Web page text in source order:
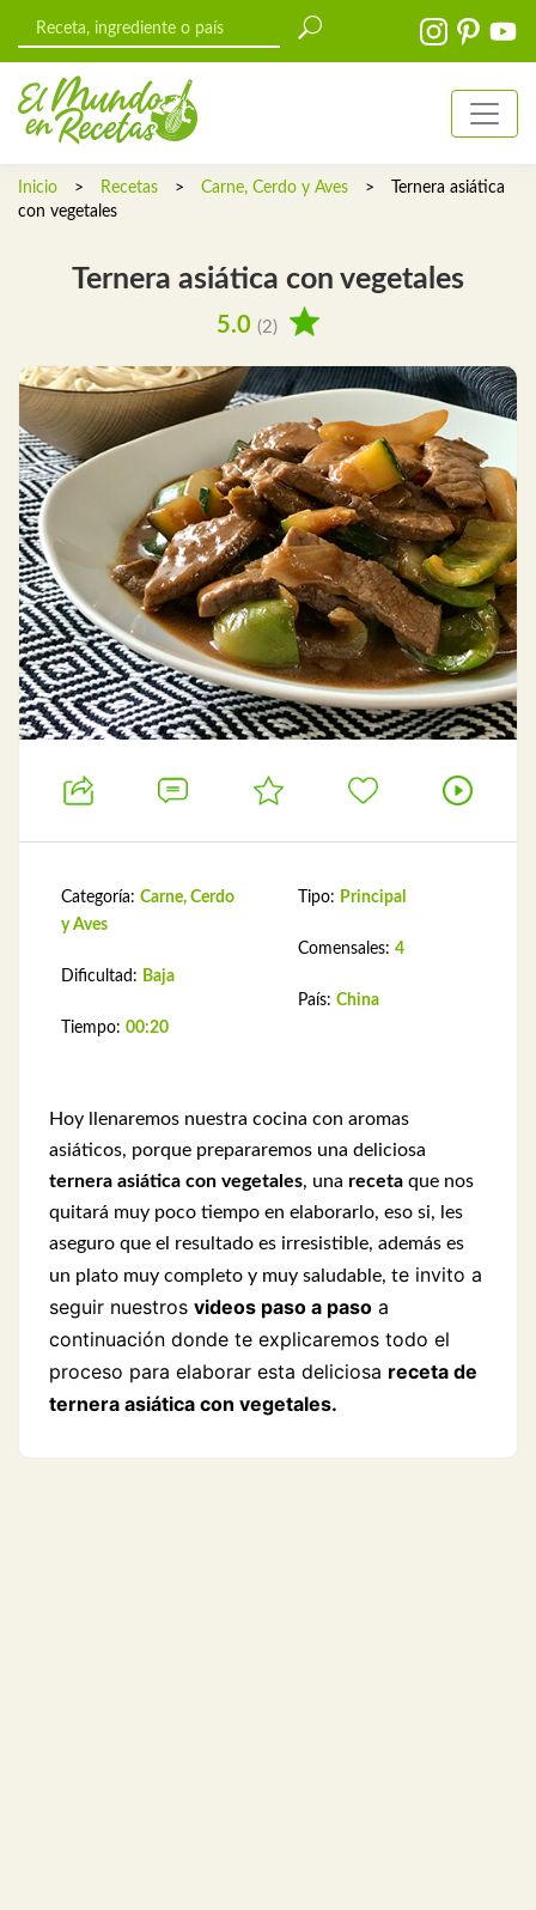
Inicio > Recetas > Carne, Cerdo y Aves >
Ternera asiática
con vegetales
Ternera asiática con vegetales
5.0 (2)
Categoría: Carne, Cerdo
y Aves
Dificultad: Baja
Tiempo: 00:20
Tipo: Principal
Comensales: 4
País: China
Hoy llenaremos nuestra cocina con aromas
asiáticos, porque prepararemos una deliciosa
ternera asiática con vegetales, una receta que nos
quitará muy poco tiempo en elaborarlo, eso si, les
aseguro que el resultado es irresistible, además es
un plato muy completo y muy saludable, te invito a
seguir nuestros videos paso a paso a
continuación donde te explicaremos todo el
proceso para elaborar esta deliciosa receta de
ternera asiática con vegetales.